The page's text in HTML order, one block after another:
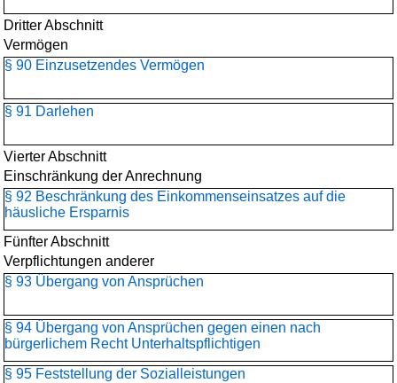
Dritter Abschnitt
Vermögen
§ 90 Einzusetzendes Vermögen
§ 91 Darlehen
Vierter Abschnitt
Einschränkung der Anrechnung
§ 92 Beschränkung des Einkommenseinsatzes auf die
häusliche Ersparnis
Fünfter Abschnitt
Verpflichtungen anderer
§ 93 Übergang von Ansprüchen
§ 94 Übergang von Ansprüchen gegen einen nach
bürgerlichem Recht Unterhaltspflichtigen
§ 95 Feststellung der Sozialleistungen